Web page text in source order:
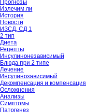
Прогнозы
Излечим ли
История
Новости
ИЗСД, СД 1
2 тип
Диета
Рецепты
Инсулинонезависимый
Блюда при 2 типе
Лечение
Инсулинозависимый
Декомпенсация и компенсация
Осложнения
Анализы
Симптомы
Патогенез